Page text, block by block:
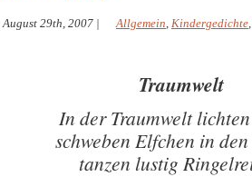
29th, 2007 | Allgemein, Kindergedichte
Traumwelt
In der Traumwelt
schweben Elfchen in
tanzen lustig